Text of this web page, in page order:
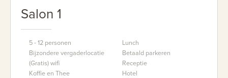
Salon 1
5 - 12 personen
Bijzondere vergaderlocatie
(Gratis) wifi
Koffie en Thee
Lunch
Betaald parkeren
Receptie
Hotel